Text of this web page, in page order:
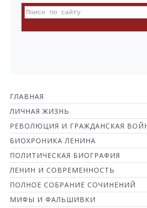
ГЛАВНАЯ
ЛИЧНАЯ ЖИЗНЬ
РЕВОЛЮЦИЯ И ГРАЖДАНСКАЯ
БИОХРОНИКА ЛЕНИНА
ПОЛИТИЧЕСКАЯ БИОГРАФИЯ
ЛЕНИН И СОВРЕМЕННОСТЬ
ПОЛНОЕ СОБРАНИЕ СОЧИНЕНИЙ
МИФЫ И ФАЛЬШИВКИ